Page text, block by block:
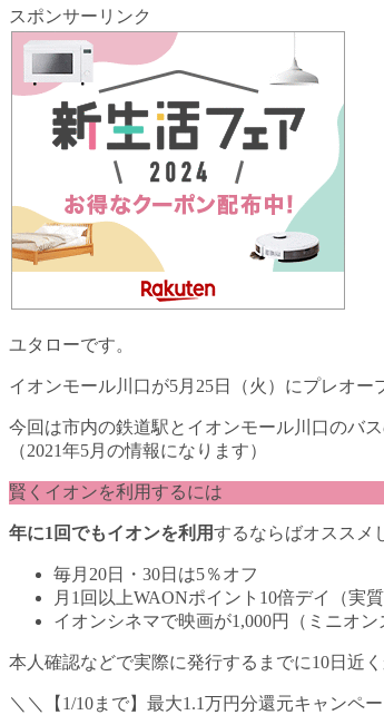
スポンサーリンク
ユタローです。
イオンモール川口が5月25日（火）にプレオー
今回は市内の鉄道駅とイオンモール川口のバ
（2021年5月の情報になります）
賢くイオンを利用するには
年に1回でもイオンを利用するならばオススメ
毎月20日・30日は5％オフ
月1回以上WAONポイント10倍デイ（実質
イオンシネマで映画が1,000円 （ミニオ
本人確認などで実際に発行するまでに10日近
＼＼【1/10まで】最大1.1万円分還元キャンペ